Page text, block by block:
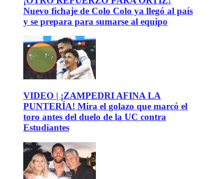
Nuevo fichaje de Colo Colo ya llegó al país
y se prepara para sumarse al equipo
VIDEO | ¡ZAMPEDRI AFINA LA
PUNTERÍA! Mira el golazo que marcó el
toro antes del duelo de la UC contra
Estudiantes